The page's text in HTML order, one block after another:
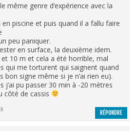
même genre d’expérience avec la
piscine et puis quand il a fallu faire
peu paniquer.
en surface, la deuxième idem.
10 m et cela a été horrible, mal
qui me torturent qui saignent quand
bon signe même si je n’ai rien eu).
j’ai pu passer 30 min à -20 mètres
côté de cassis
RÉPONDRE